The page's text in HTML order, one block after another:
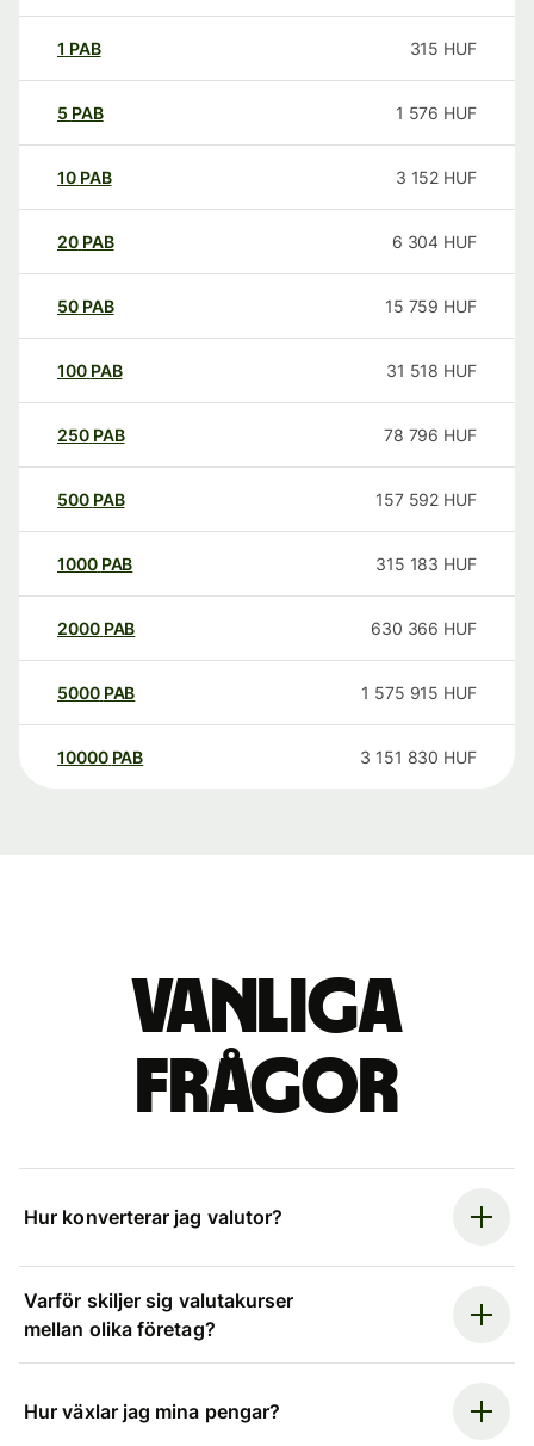
1 PAB 315 HUF
5 PAB 1 576 HUF
10 PAB 3 152 HUF
20 PAB 6 304 HUF
50 PAB 15 759 HUF
100 PAB 31 518 HUF
250 PAB 78 796 HUF
500 PAB 157 592 HUF
1000 PAB 315 183 HUF
2000 PAB 630 366 HUF
5000 PAB 1 575 915 HUF
10000 PAB 3 151 830 HUF
Vanliga
frågor
Hur konverterar jag valutor?
Varför skiljer sig valutakurser
mellan olika företag?
Hur växlar jag mina pengar?